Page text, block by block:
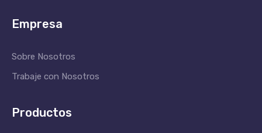
Empresa
Sobre Nosotros
Trabaje con Nosotros
Productos